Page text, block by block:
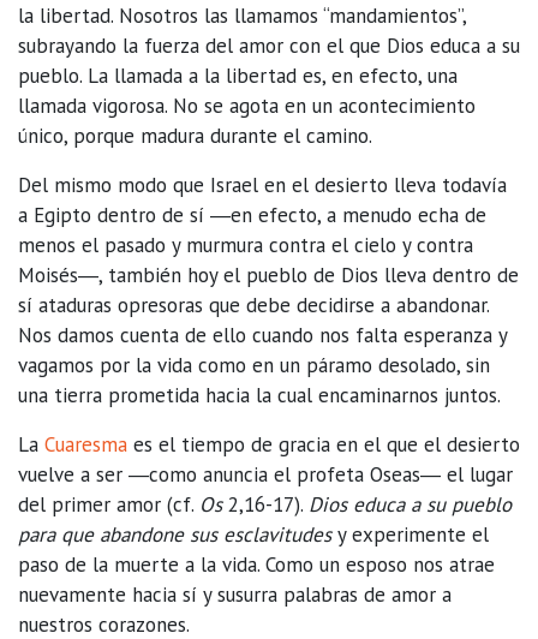
la libertad. Nosotros las llamamos “mandamientos”,
subrayando la fuerza del amor con el que Dios educa a su
pueblo. La llamada a la libertad es, en efecto, una
llamada vigorosa. No se agota en un acontecimiento
único, porque madura durante el camino.
Del mismo modo que Israel en el desierto lleva todavía
a Egipto dentro de sí ―en efecto, a menudo echa de
menos el pasado y murmura contra el cielo y contra
Moisés―, también hoy el pueblo de Dios lleva dentro de
sí ataduras opresoras que debe decidirse a abandonar.
Nos damos cuenta de ello cuando nos falta esperanza y
vagamos por la vida como en un páramo desolado, sin
una tierra prometida hacia la cual encaminarnos juntos.
La Cuaresma es el tiempo de gracia en el que el desierto
vuelve a ser ―como anuncia el profeta Oseas― el lugar
del primer amor (cf. Os2,16-17). Dios educa a su pueblo
para que abandone sus esclavitudesy experimente el
paso de la muerte a la vida. Como un esposo nos atrae
nuevamente hacia sí y susurra palabras de amor a
nuestros corazones.